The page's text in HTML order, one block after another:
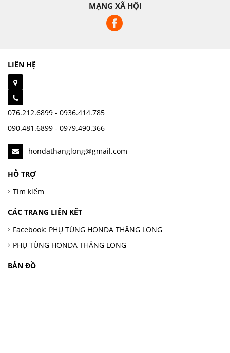
MẠNG XÃ HỘI
LIÊN HỆ
076.212.6899 - 0936.414.785
090.481.6899 - 0979.490.366
hondathanglong@gmail.com
HỖ TRỢ
Tìm kiếm
CÁC TRANG LIÊN KẾT
Facebook: PHỤ TÙNG HONDA THĂNG LONG
PHỤ TÙNG HONDA THĂNG LONG
BẢN ĐỒ